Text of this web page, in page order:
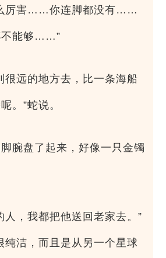
厉害……你连脚都没有……
不能够……”
很远的地方去，比一条海船
。”蛇说。
腕盘了起来，好像一只金镯
人，我都把他送回老家去。”
纯洁，而且是从另一个星球